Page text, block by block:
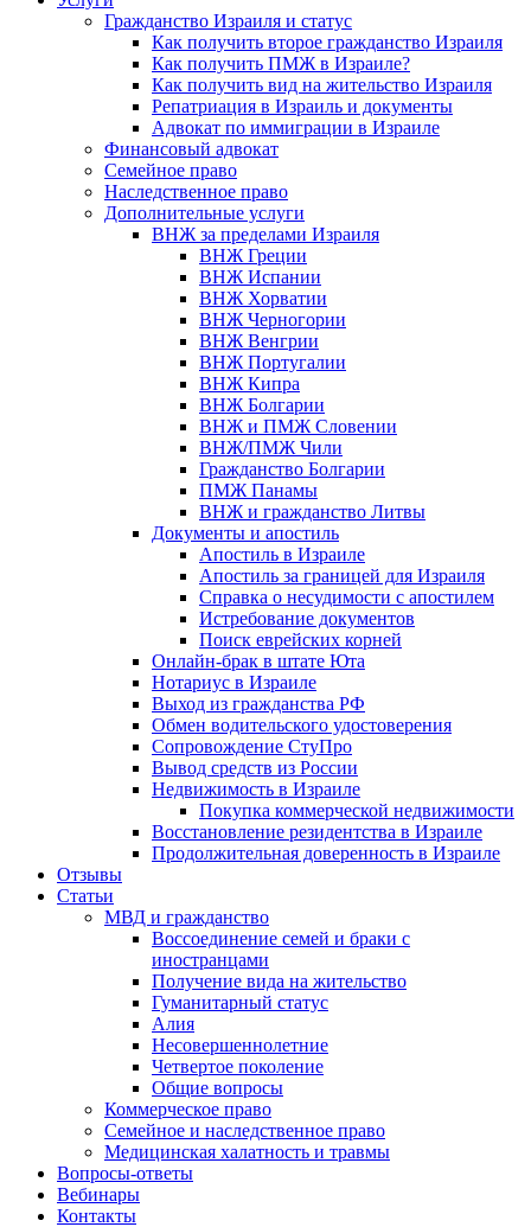
Гражданство Израиля и статус
Как получить второе гражданство Израиля
Как получить ПМЖ в Израиле?
Как получить вид на жительство Израиля
Репатриация в Израиль и документы
Адвокат по иммиграции в Израиле
Финансовый адвокат
Семейное право
Наследственное право
Дополнительные услуги
ВНЖ за пределами Израиля
ВНЖ Греции
ВНЖ Испании
ВНЖ Хорватии
ВНЖ Черногории
ВНЖ Венгрии
ВНЖ Португалии
ВНЖ Кипра
ВНЖ Болгарии
ВНЖ и ПМЖ Словении
ВНЖ/ПМЖ Чили
Гражданство Болгарии
ПМЖ Панамы
ВНЖ и гражданство Литвы
Документы и апостиль
Апостиль в Израиле
Апостиль за границей для Израиля
Справка о несудимости с апостилем
Истребование документов
Поиск еврейских корней
Онлайн-брак в штате Юта
Нотариус в Израиле
Выход из гражданства РФ
Обмен водительского удостоверения
Сопровождение СтуПро
Вывод средств из России
Недвижимость в Израиле
Покупка коммерческой недвижимости
Восстановление резидентства в Израиле
Продолжительная доверенность в Израиле
Отзывы
Статьи
МВД и гражданство
Воссоединение семей и браки с
иностранцами
Получение вида на жительство
Гуманитарный статус
Алия
Несовершеннолетние
Четвертое поколение
Общие вопросы
Коммерческое право
Семейное и наследственное право
Медицинская халатность и травмы
Вопросы-ответы
Вебинары
Контакты